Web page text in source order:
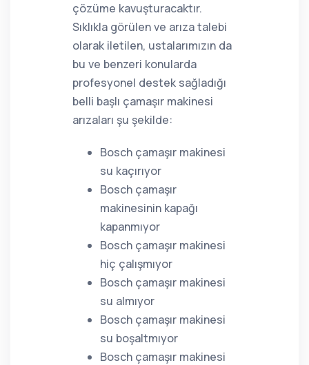
çözüme kavuşturacaktır.
Sıklıkla görülen ve arıza talebi
olarak iletilen, ustalarımızın da
bu ve benzeri konularda
profesyonel destek sağladığı
belli başlı çamaşır makinesi
arızaları şu şekilde:
Bosch çamaşır makinesi
su kaçırıyor
Bosch çamaşır
makinesinin kapağı
kapanmıyor
Bosch çamaşır makinesi
hiç çalışmıyor
Bosch çamaşır makinesi
su almıyor
Bosch çamaşır makinesi
su boşaltmıyor
Bosch çamaşır makinesi